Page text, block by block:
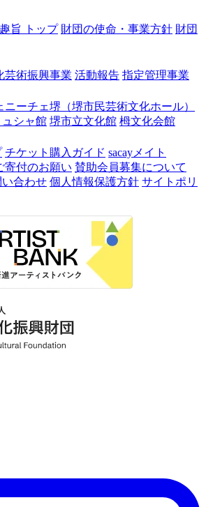
旨 トップ 財団の使命・事業方針 財団
芸術振興事業 活動報告 指定管理事業
ニーチェ堺（堺市民芸術文化ホール）
シャ館 堺市立文化館 栂文化会館
チケット購入ガイド sacayメイト
寄付のお願い 賛助会員募集について
い合わせ 個人情報保護方針 サイトポリ